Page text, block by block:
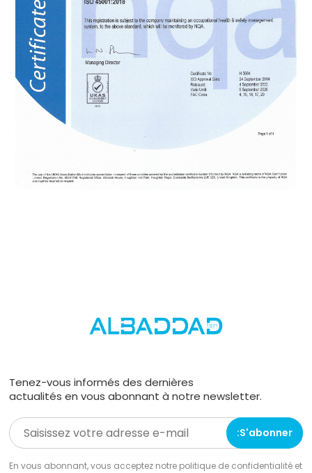
Tenez-vous informés des dernières
actualités en vous abonnant à notre newsletter.
En vous abonnant, vous acceptez notre politique de confidentialité et